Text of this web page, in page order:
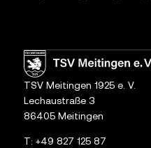
TSV Meitingen 1925 e. V.
Lechaustraße 3
86405 Meitingen
T: +49 827 125 87